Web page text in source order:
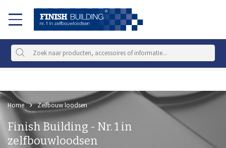
Home Zelfbouw loodsen
Finish Building - Nr. 1 in
zelfbouwloodsen